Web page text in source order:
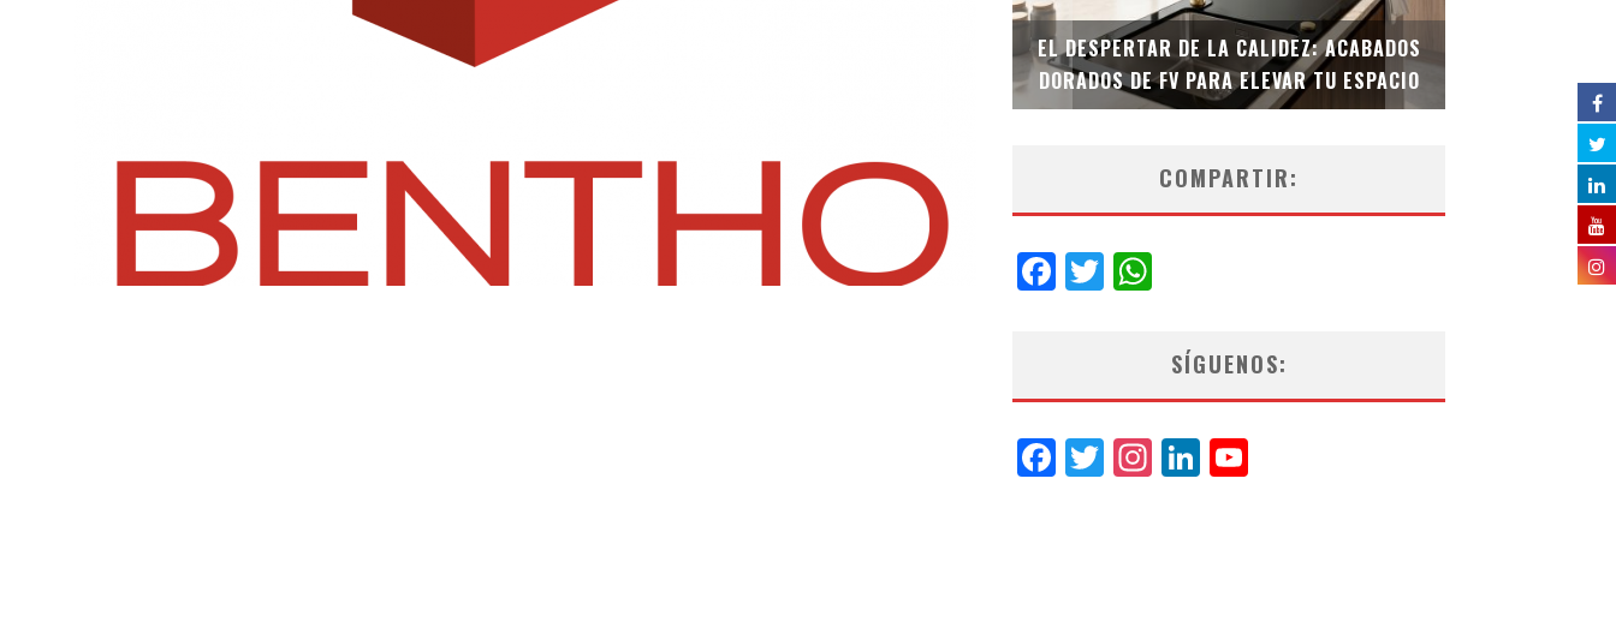
EL DESPERTAR DE LA CALIDEZ: ACABADOS
DORADOS DE FV PARA ELEVAR TU ESPACIO
EL INODORO
COMPARTIR:
Facebook
Twitter
SÍGUENOS:
Facebook
Twitter
Instagram
LinkedIn